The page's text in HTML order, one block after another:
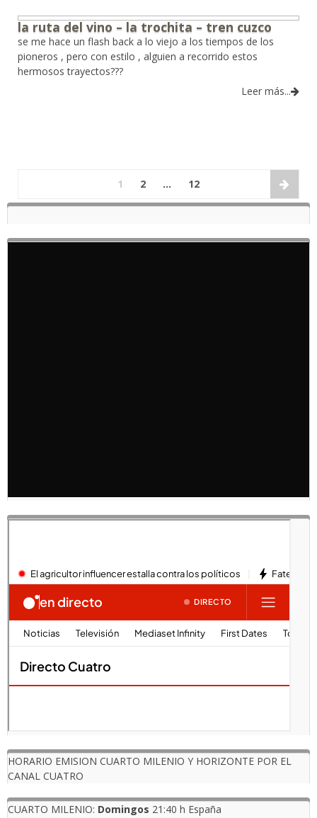
la ruta del vino – la trochita – tren cuzco
se me hace un flash back a lo viejo a los tiempos de los
pioneros , pero con estilo , alguien a recorrido estos
hermosos trayectos???
Leer más...
1 2 … 12
HORARIO EMISION CUARTO MILENIO Y HORIZONTE POR EL
CANAL CUATRO
CUARTO MILENIO: Domingos 21:40 h España